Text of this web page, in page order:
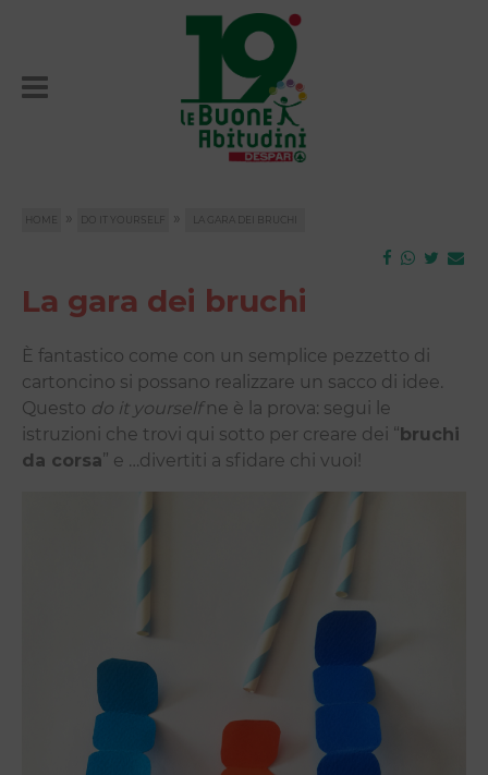
HOME » DO IT YOURSELF » LA GARA DEI BRUCHI
La gara dei bruchi
È fantastico come con un semplice pezzetto di
cartoncino si possano realizzare un sacco di idee.
Questo do it yourselfne è la prova: segui le
istruzioni che trovi qui sotto per creare dei “ bruchi
da corsa” e …divertiti a sfidare chi vuoi!